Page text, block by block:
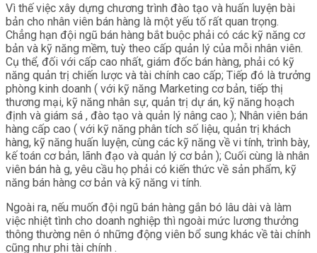
Vì thế việc xây dựng chương trình đào tạo và huấn luyện bài
bản cho nhân viên bán hàng là một yếu tố rất quan trọng.
Chẳng hạn đội ngũ bán hàng bắt buộc phải có các kỹ năng cơ
bản và kỹ năng mềm, tuỳ theo cấp quản lý của mỗi nhân viên.
Cụ thể, đối với cấp cao nhất, giám đốc bán hàng, phải có kỹ
năng quản trị chiến lược và tài chính cao cấp; Tiếp đó là trưởng
phòng kinh doanh ( với kỹ năng Marketing cơ bản, tiếp thị
thương mại, kỹ năng nhân sự, quản trị dự án, kỹ năng hoạch
định và giám sá , đào tạo và quản lý nâng cao ); Nhân viên bán
hàng cấp cao ( với kỹ năng phân tích số liệu, quản trị khách
hàng, kỹ năng huấn luyện, cùng các kỹ năng về vi tính, trình bày,
kế toán cơ bản, lãnh đạo và quản lý cơ bản ); Cuối cùng là nhân
viên bán hà g, yêu cầu họ phải có kiến thức về sản phẩm, kỹ
năng bán hàng cơ bản và kỹ năng vi tính.
Ngoài ra, nếu muốn đội ngũ bán hàng gắn bó lâu dài và làm
việc nhiệt tình cho doanh nghiệp thì ngoài mức lương thưởng
thông thường nên ó những động viên bổ sung khác về tài chính
cũng như phi tài chính .